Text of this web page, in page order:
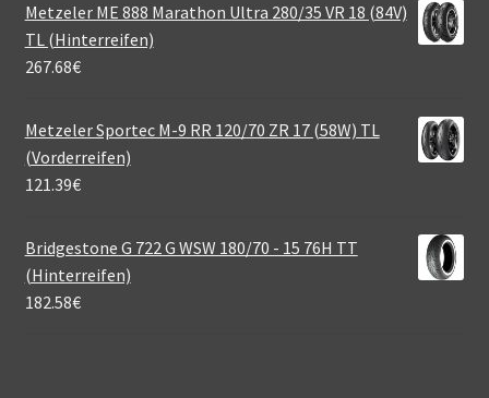
Metzeler ME 888 Marathon Ultra 280/35 VR 18 (84V)
TL (Hinterreifen)
267.68€
Metzeler Sportec M-9 RR 120/70 ZR 17 (58W) TL
(Vorderreifen)
121.39€
Bridgestone G 722 G WSW 180/70 - 15 76H TT
(Hinterreifen)
182.58€